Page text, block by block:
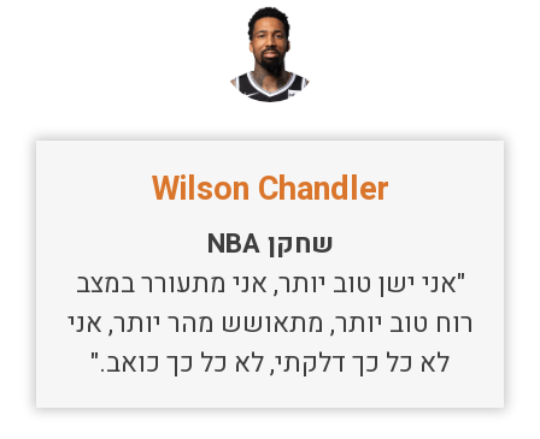
שחקן NBA
"אני ישן טוב יותר, אני מתעורר במצב
רוח טוב יותר, מתאושש מהר יותר, אני
לא כל כך דלקתי, לא כל כך כואב."
Wilson Chandler